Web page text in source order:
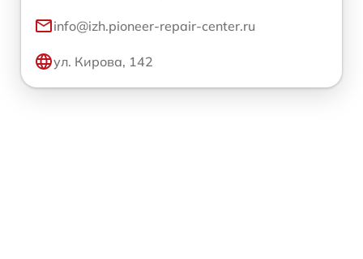
info@izh.pioneer-repair-center.ru
ул. Кирова, 142